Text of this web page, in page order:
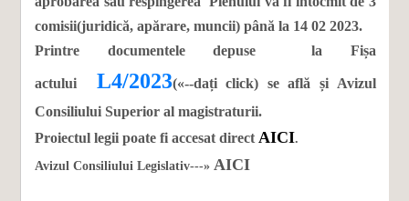
comisii(juridică, apărare, muncii) până la 14 02 2023.
Printre documentele depuse la Fișa
actului L4/2023(«--dați click) se află și Avizul
Consiliului Superior al magistraturii.
Proiectul legii poate fi accesat direct AICI.
Avizul Consiliului Legislativ---»AICI